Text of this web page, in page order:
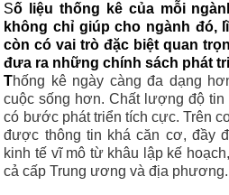
Số liệu thống kê của mỗi
không chỉ giúp cho ngành đó,
còn có vai trò đặc biệt quan
đưa ra những chính sách phát
Thống kê ngày càng đa dạng
cuộc sống hơn. Chất lượng độ tin
có bước phát triển tích cực. Trên
được thông tin khá căn cơ, đầy
kinh tế vĩ mô từ khâu lập kế
cả cấp Trung ương và địa phương.